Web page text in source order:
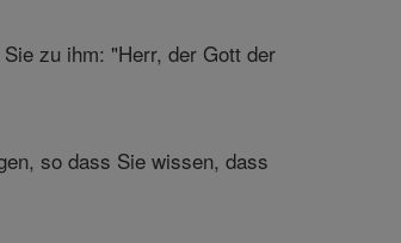
zu ihm: "Herr, der Gott der
so dass Sie wissen, dass